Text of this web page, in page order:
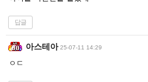
답글
아스테아 25-07-11 14:29
ㅇㄷ